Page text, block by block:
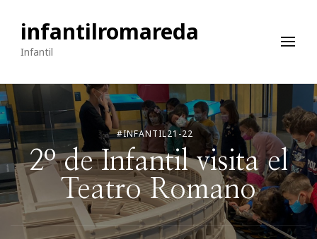
infantilromareda
Infantil
#INFANTIL21-22
2º de Infantil visita el
Teatro Romano